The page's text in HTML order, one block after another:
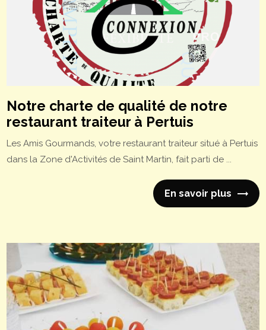
Notre charte de qualité de notre
restaurant traiteur à Pertuis
Les Amis Gourmands, votre restaurant traiteur situé à Pertuis
dans la Zone d'Activités de Saint Martin, fait parti de ...
En savoir plus